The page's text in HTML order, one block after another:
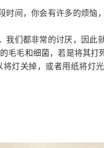
时间，你会有许多的烦恼
我们都非常的讨厌，因此
毛毛和细菌，若是将其打
灯关掉，或者用纸将灯